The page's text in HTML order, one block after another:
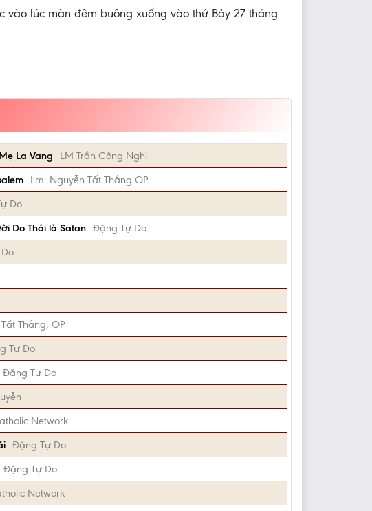
vào lúc màn đêm buông xuống vào thứ Bảy 27 tháng
La Vang
LM Trần Công Nghị
Lm. Nguyễn Tất Thắng OP
Do
Do Thái là Satan Đặng Tự Do
Thắng, OP
Tự Do
Đặng Tự Do
Network
Đặng Tự Do
Đặng Tự Do
Network